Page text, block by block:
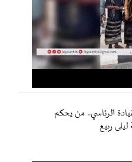
الرئاسي.. من يحكم
ربيع